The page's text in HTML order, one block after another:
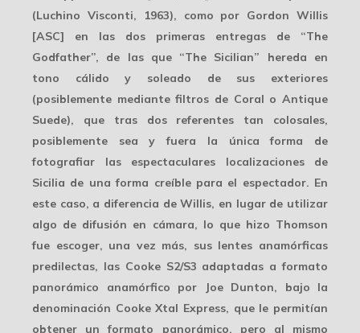
(Luchino Visconti, 1963), como por Gordon Willis
[ASC] en las dos primeras entregas de “The
Godfather”, de las que “The Sicilian” hereda en
tono cálido y soleado de sus exteriores
(posiblemente mediante filtros de Coral o Antique
Suede), que tras dos referentes tan colosales,
posiblemente sea y fuera la única forma de
fotografiar las espectaculares localizaciones de
Sicilia de una forma creíble para el espectador. En
este caso, a diferencia de Willis, en lugar de utilizar
algo de difusión en cámara, lo que hizo Thomson
fue escoger, una vez más, sus lentes anamórficas
predilectas, las Cooke S2/S3 adaptadas a formato
panorámico anamórfico por Joe Dunton, bajo la
denominación Cooke Xtal Express, que le permitían
obtener un formato panorámico, pero al mismo